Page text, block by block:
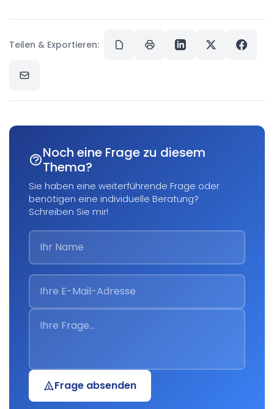
Teilen & Exportieren:
Noch eine Frage zu diesem
Thema?
Sie haben eine weiterführende Frage oder
benötigen eine individuelle Beratung?
Schreiben Sie mir!
Frage absenden